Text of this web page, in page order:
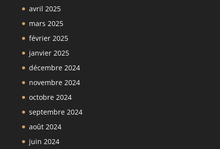
avril 2025
mars 2025
février 2025
janvier 2025
décembre 2024
novembre 2024
octobre 2024
septembre 2024
août 2024
juin 2024